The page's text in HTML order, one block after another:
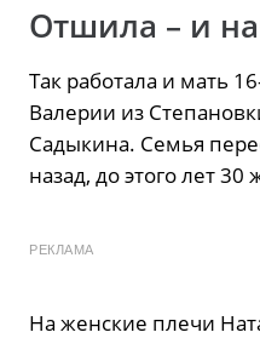
Отшила – и
Так работала и мать
Валерии из
Садыкина. Семья
назад, до этого лет
РЕКЛАМА
На женские плечи